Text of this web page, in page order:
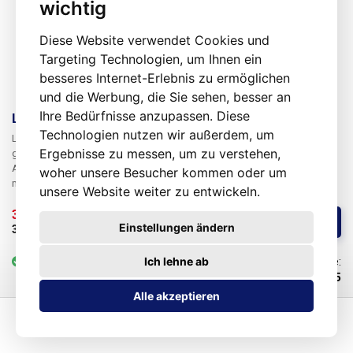
wichtig
Diese Website verwendet Cookies und
Targeting Technologien, um Ihnen ein
besseres Internet-Erlebnis zu ermöglichen
und die Werbung, die Sie sehen, besser an
Ihre Bedürfnisse anzupassen. Diese
Technologien nutzen wir außerdem, um
Ergebnisse zu messen, um zu verstehen,
woher unsere Besucher kommen oder um
unsere Website weiter zu entwickeln.
Alle akzeptieren
Ich lehne ab
Einstellungen ändern
Lötbarer Schutzlack für unbestückte Leiterplatten
Lötbarer Schutzlack für unbestückte Leiterplatten wird verwendet, um
geätzte Leiterbahnen - Kupfer vor Oxidation zu schützen. Durch das
Auftragen des Schutzlacks bleibt die Lötbarkeit der Leiterplatte für
mindestens ein Jahr nach ihrer Herstellung erhalten. Der Schutzlack
sollte so schnell wie möglich nach der Herstellung der Leiterplatten
aufgetragen werden, um einen maximalen Schutz zu gewährleisten. Vor
dem Auftragen des Lacks sollte die Leiterplatte gründlich mit warmem
Trocknungszeit des Lacks beträgt etwa 30 Minuten bei Raumtemperatur.
Die behandelten PCBs sollten in einer trockenen und schützenden PP/PE-
Inhalt: 50ml Trocknungszeit: 30 Minuten Leicht entflammbar und giftig
3,85 €
3,23 €
Code:
100615